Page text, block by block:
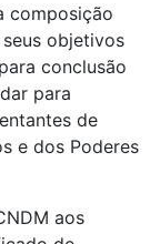
composição
objetivos
conclusão
para
de
e dos Poderes
aos